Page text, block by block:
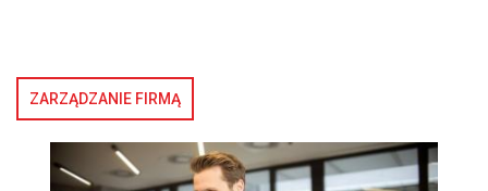
ZARZĄDZANIE FIRMĄ